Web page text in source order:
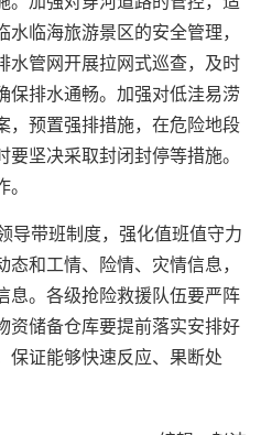
临海旅游景区的安全管理，
水管网开展拉网式巡查，及时
保排水通畅。加强对低洼易涝
，预置强排措施，在危险地段
坚决采取封闭封停等措施。
导带班制度，强化值班值守力
和工情、险情、灾情信息，
息。各级抢险救援队伍要严阵
资储备仓库要提前落实安排好
保证能够快速反应、果断处